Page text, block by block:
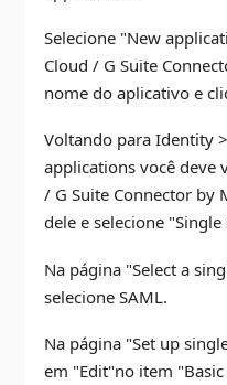
Selecione "New
Cloud / G Suite
nome do aplicativo e
Voltando para Identity
applications você deve
/ G Suite Connector by
dele e selecione
Na página "Select a
selecione SAML.
Na página "Set up
em "Edit"no item